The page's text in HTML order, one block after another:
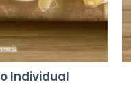
Individual